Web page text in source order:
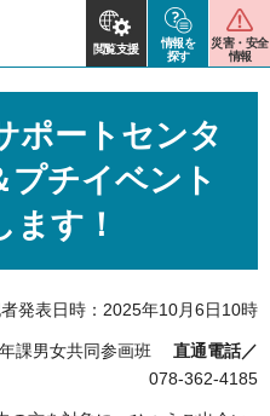
閲覧支援
情報を
探す
災害・安全
情報
ポートセンタ
チイベント
ます！
発表日時：2025年10月6日10時
課男女共同参画班 直通電話／
078-362-4185